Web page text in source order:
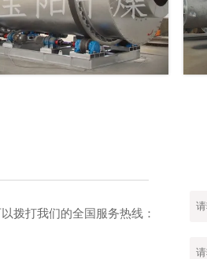
拨打我们的全国服务热线：